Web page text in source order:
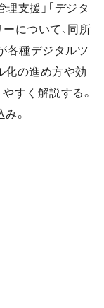
理支援」「デジタ
について、同所
各種デジタルツ
化の進め方や効
すく解説する。
。